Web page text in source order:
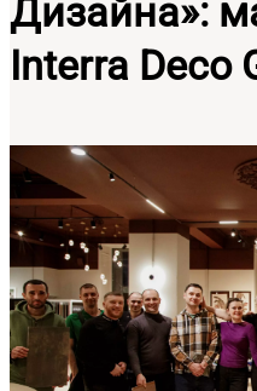
Дизайна»:
Interra Deco